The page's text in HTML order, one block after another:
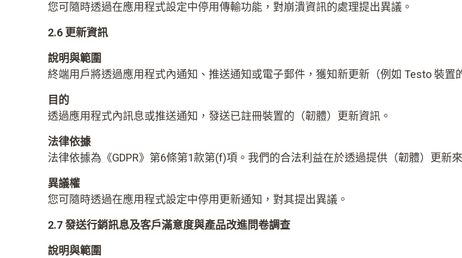
您可隨時透過在應用程式設定中停用傳輸功能，對崩潰資訊的處理提出異議。
2.6 更新資訊
說明與範圍
終端用戶將透過應用程式內通知、推送通知或電子郵件，獲知新更新（例如 Testo 裝置
目的
透過應用程式內訊息或推送通知，發送已註冊裝置的（韌體）更新資訊。
法律依據
法律依據為《GDPR》第6條第1款第(f)項。我們的合法利益在於透過提供（韌體）更新
異議權
您可隨時透過在應用程式設定中停用更新通知，對其提出異議。
2.7 發送行銷訊息及客戶滿意度與產品改進問卷調查
說明與範圍